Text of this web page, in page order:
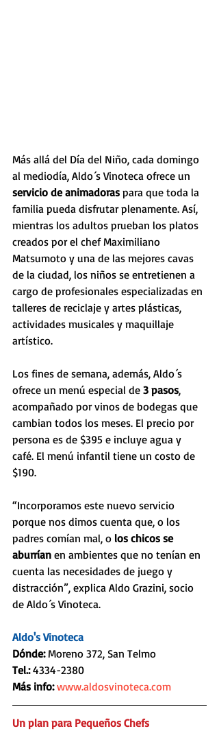
Más allá del Día del Niño, cada domingo
al mediodía, Aldo´s Vinoteca ofrece un
servicio de animadoras para que toda la
familia pueda disfrutar plenamente. Así,
mientras los adultos prueban los platos
creados por el chef Maximiliano
Matsumoto y una de las mejores cavas
de la ciudad, los niños se entretienen a
cargo de profesionales especializadas en
talleres de reciclaje y artes plásticas,
actividades musicales y maquillaje
artístico.
Los fines de semana, además, Aldo´s
ofrece un menú especial de 3 pasos,
acompañado por vinos de bodegas que
cambian todos los meses. El precio por
persona es de $395 e incluye agua y
café. El menú infantil tiene un costo de
$190.
“Incorporamos este nuevo servicio
porque nos dimos cuenta que, o los
padres comían mal, o los chicos se
aburrían en ambientes que no tenían en
cuenta las necesidades de juego y
distracción”, explica Aldo Grazini, socio
de Aldo´s Vinoteca.
Aldo's Vinoteca
Dónde: Moreno 372, San Telmo
Tel.: 4334-2380
Más info: www.aldosvinoteca.com
Un plan para Pequeños Chefs